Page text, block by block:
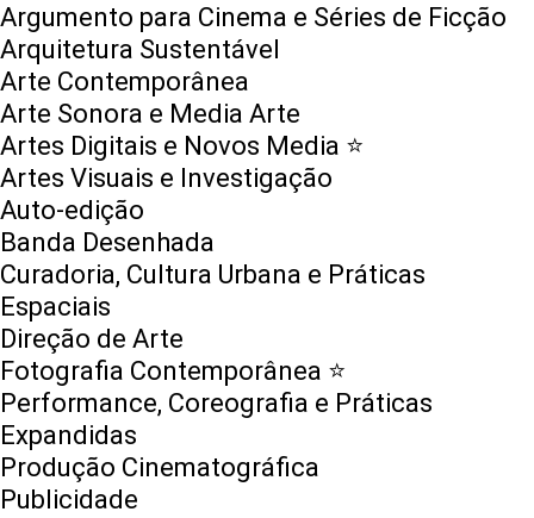
Argumento para Cinema e Séries de Ficção
Arquitetura Sustentável
Arte Contemporânea
Arte Sonora e Media Arte
Artes Digitais e Novos Media ⭐️
Artes Visuais e Investigação
Auto-edição
Banda Desenhada
Curadoria, Cultura Urbana e Práticas
Espaciais
Direção de Arte
Fotografia Contemporânea ⭐️
Performance, Coreografia e Práticas
Expandidas
Produção Cinematográfica
Publicidade